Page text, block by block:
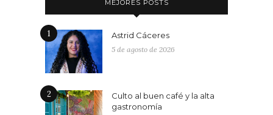
MEJORES POSTS
1 Astrid Cáceres
5 de agosto de 2026
2
Culto al buen café y la alta
gastronomía